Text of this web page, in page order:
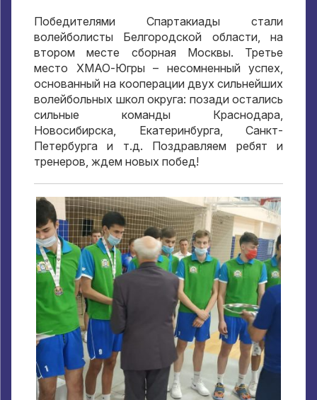
Победителями Спартакиады стали
волейболисты Белгородской области, на
втором месте сборная Москвы. Третье
место ХМАО-Югры – несомненный успех,
основанный на кооперации двух сильнейших
волейбольных школ округа: позади остались
сильные команды Краснодара,
Новосибирска, Екатеринбурга, Санкт-
Петербурга и т.д. Поздравляем ребят и
тренеров, ждем новых побед!